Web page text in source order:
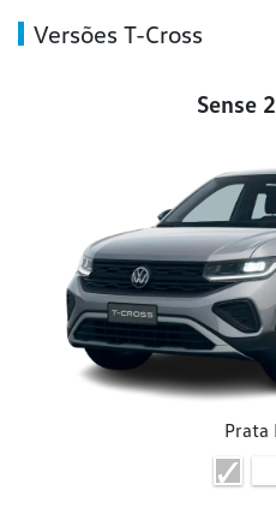
Versões T-Cross
Sense
Prata